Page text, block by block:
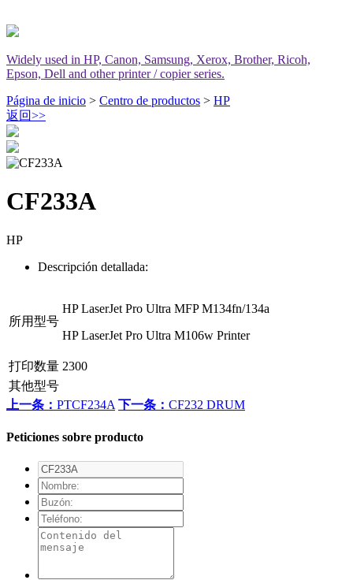
Widely used in HP, Canon, Samsung, Xerox, Brother, Ricoh,
Epson, Dell and other printer / copier series.
Página de inicio > Centro de productos > HP
返回>>
CF233A
HP
Descripción detallada:
所用型号
HP LaserJet Pro Ultra MFP M134fn/134a
HP LaserJet Pro Ultra M106w Printer
打印数量 2300
其他型号
上一条： PTCF234A 下一条： CF232 DRUM
Peticiones sobre producto